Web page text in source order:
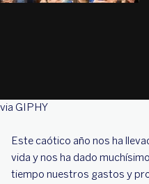
via GIPHY
Este caótico año nos ha
vida y nos ha dado
tiempo nuestros gastos y